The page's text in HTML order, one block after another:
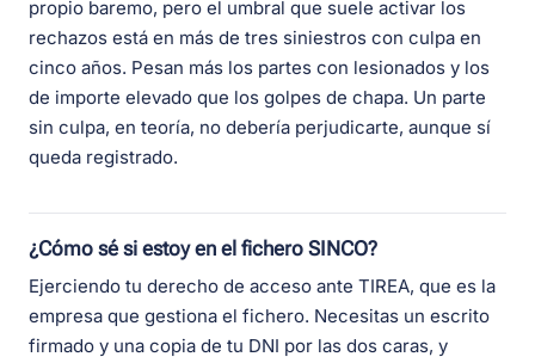
propio baremo, pero el umbral que suele activar los
rechazos está en más de tres siniestros con culpa en
cinco años. Pesan más los partes con lesionados y los
de importe elevado que los golpes de chapa. Un parte
sin culpa, en teoría, no debería perjudicarte, aunque sí
queda registrado.
¿Cómo sé si estoy en el fichero SINCO?
Ejerciendo tu derecho de acceso ante TIREA, que es la
empresa que gestiona el fichero. Necesitas un escrito
firmado y una copia de tu DNI por las dos caras, y